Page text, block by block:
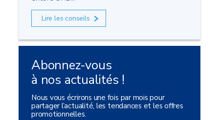
Lire les conseils
Abonnez-vous
à nos actualités !
Nous vous écrirons une fois par mois pour
partager l’actualité, les tendances et les offres
promotionnelles.